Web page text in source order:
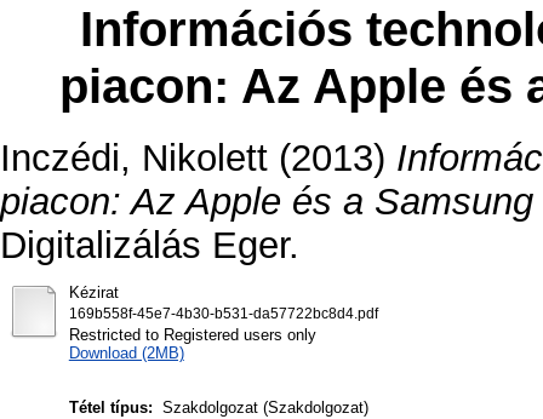
Információs
piacon: Az Apple és
Inczédi, Nikolett (2013)
piacon: Az Apple és a
Digitalizálás Eger.
Kézirat
169b558f-45e7-4b30-b531-da57722bc8d4.pdf
Restricted to Registered users only
Download (2MB)
Tétel típus: Szakdolgozat (Szakdolgozat)